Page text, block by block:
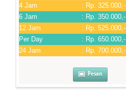
4 Jam
: Rp. 325.000,-
6 Jam
: Rp. 350.000,-
12 Jam
: Rp. 525.000,-
Per Day
: Rp. 650.000,-
24 Jam
: Rp. 700.000,-
Pesan